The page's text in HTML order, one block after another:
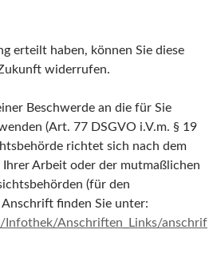
erteilt haben, können Sie diese
widerrufen.
Beschwerde an die für Sie
(Art. 77 DSGVO i.V.m. § 19
richtet sich nach dem
Ihrer Arbeit oder der mutmaßlichen
(für den
finden Sie unter:
Anschriften_Links/anschrif